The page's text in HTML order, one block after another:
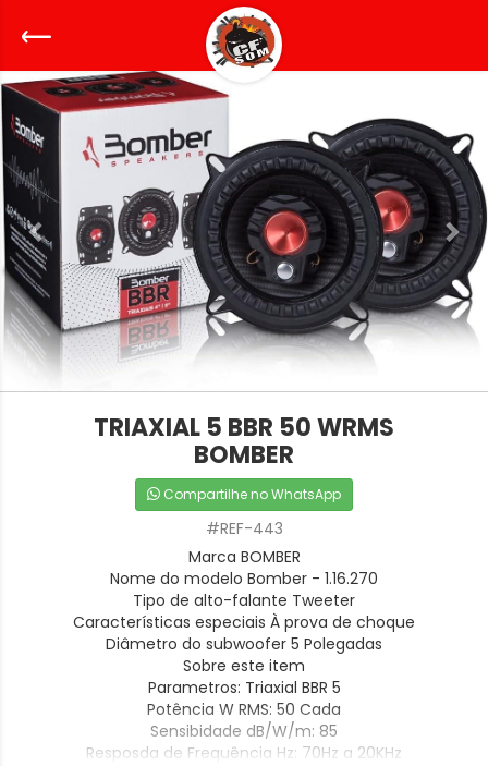
TRIAXIAL 5 BBR 50 WRMS
BOMBER
Compartilhe no WhatsApp
#REF-443
Marca BOMBER
Nome do modelo Bomber - 1.16.270
Tipo de alto-falante Tweeter
Características especiais À prova de choque
Diâmetro do subwoofer 5 Polegadas
Sobre este item
Parametros: Triaxial BBR 5
Potência W RMS: 50 Cada
Sensibidade dB/W/m: 85
Resposda de Frequência Hz: 70Hz a 20KHz